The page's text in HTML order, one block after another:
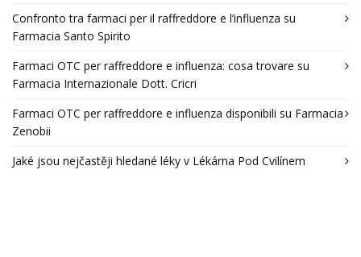
Confronto tra farmaci per il raffreddore e l’influenza su
Farmacia Santo Spirito
Farmaci OTC per raffreddore e influenza: cosa trovare su
Farmacia Internazionale Dott. Cricri
Farmaci OTC per raffreddore e influenza disponibili su Farmacia
Zenobii
Jaké jsou nejčastěji hledané léky v Lékárna Pod Cvilínem